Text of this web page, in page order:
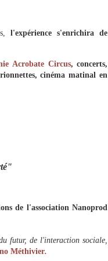
l'expérience s'enrichira de
Acrobate Circus, concerts,
cinéma matinal en
de l'association Nanoprod
futur, de l'interaction sociale,
Méthivier.